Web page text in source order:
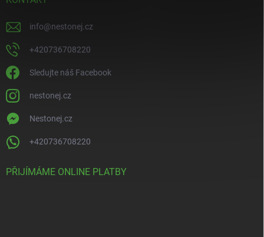
info@nestonej.cz
+420736708220
Sledujte náš Facebook
nestonej.cz
Nestonej.cz
+420736708220
PŘIJÍMÁME ONLINE PLATBY